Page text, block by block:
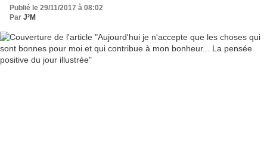
Publié le 29/11/2017 à 08:02
Par J²M